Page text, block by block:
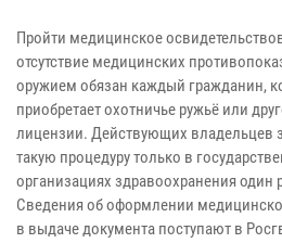
Пройти медицинское
отсутствие медицинских
оружием обязан каждый гражданин,
приобретает охотничье ружьё или
лицензии. Действующих владельцев
такую процедуру только в
организациях здравоохранения один
Сведения об оформлении
в выдаче документа поступают в